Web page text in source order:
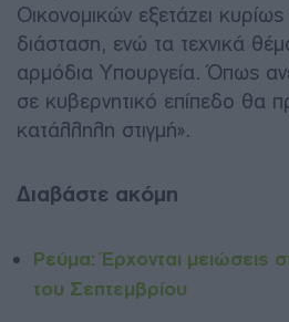
Οικονομικών εξετάζει κυρίως
διάσταση, ενώ τα τεχνικά
αρμόδια Υπουργεία. Όπως
σε κυβερνητικό επίπεδο θα
κατάλληλη στιγμή».
Διαβάστε ακόμη
Ρεύμα: Έρχονται μειώσεις
του Σεπτεμβρίου